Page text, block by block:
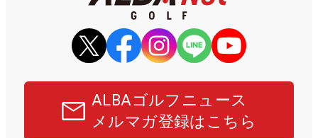
ALBAゴルフニュース
メルマガ登録はこちら